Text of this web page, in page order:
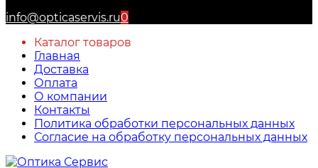
info@opticaservis.ru0
Каталог товаров
Главная
Доставка
Оплата
О компании
Контакты
Политика обработки персональных данных
Согласие на обработку персональных данных